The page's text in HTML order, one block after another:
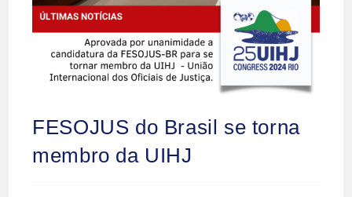
FESOJUS do Brasil se torna
membro da UIHJ